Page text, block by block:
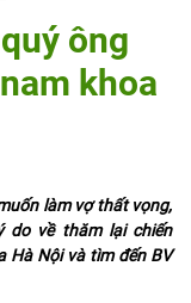
ông
khoa
làm vợ thất vọng,
do về thăm lại chiến
Hà Nội và tìm đến BV